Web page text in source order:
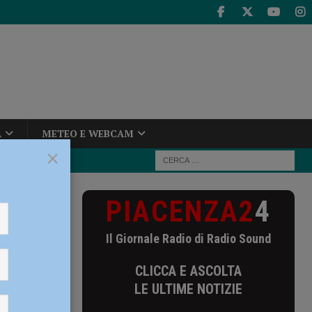
METEO E WEBCAM
con
PIACENZA24
Il Giornale Radio di Radio Sound
CLICCA E ASCOLTA
LE ULTIME NOTIZIE
×